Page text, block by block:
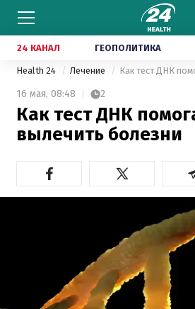
24 КАНАЛ ГЕОПОЛИТИКА
Health 24 Лечение Как тест ДНК
16 мая, 08:48 2
Как тест ДНК
вылечить болезни